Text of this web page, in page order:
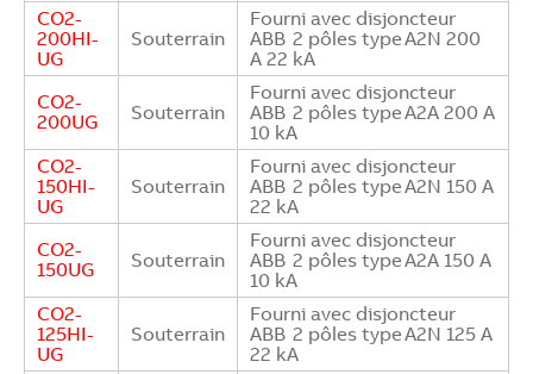
CO2-
200HI-
UG
Souterrain​
Fourni avec disjoncteur
ABB 2 pôles type A2N 200
A 22 kA
CO2-
200UG
Souterrain​
Fourni avec disjoncteur
ABB 2 pôles type A2A 200 A
10 kA​
CO2-
150HI-
UG
Souterrain
Fourni avec disjoncteur
ABB 2 pôles type A2N 150 A
22 kA
CO2-
150UG
Souterrain​
Fourni avec disjoncteur
ABB 2 pôles type A2A 150 A
10 kA​
CO2-
125HI-
UG​
Souterrain
Fourni avec disjoncteur
ABB 2 pôles type A2N 125 A
22 kA